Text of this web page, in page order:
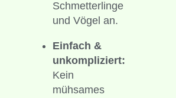
Schmetterlinge
und Vögel an.
Einfach &
unkompliziert:
Kein
mühsames